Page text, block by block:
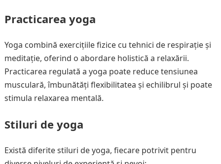
Practicarea yoga
Yoga combină exercițiile fizice cu tehnici de respirație și
meditație, oferind o abordare holistică a relaxării.
Practicarea regulată a yoga poate reduce tensiunea
musculară, îmbunătăți flexibilitatea și echilibrul și poate
stimula relaxarea mentală.
Stiluri de yoga
Există diferite stiluri de yoga, fiecare potrivit pentru